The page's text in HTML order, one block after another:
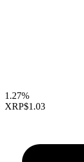
1.27%
XRP$1.03